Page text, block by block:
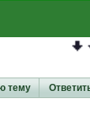
тему